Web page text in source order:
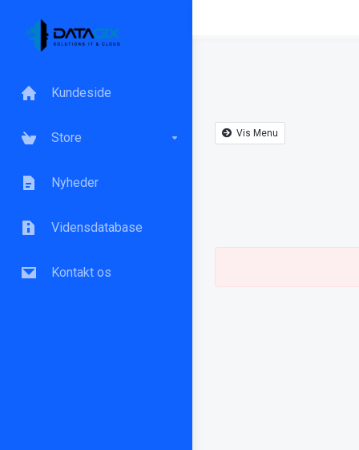
Kundeside
Store
Nyheder
Vidensdatabase
Kontakt os
Vis Menu